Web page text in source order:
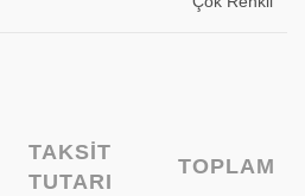
TAKSIT
TUTARI
TOPLAM